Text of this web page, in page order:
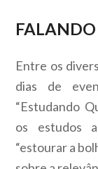
Entre os
dias de
“Estudando
os estudos
“estourar a